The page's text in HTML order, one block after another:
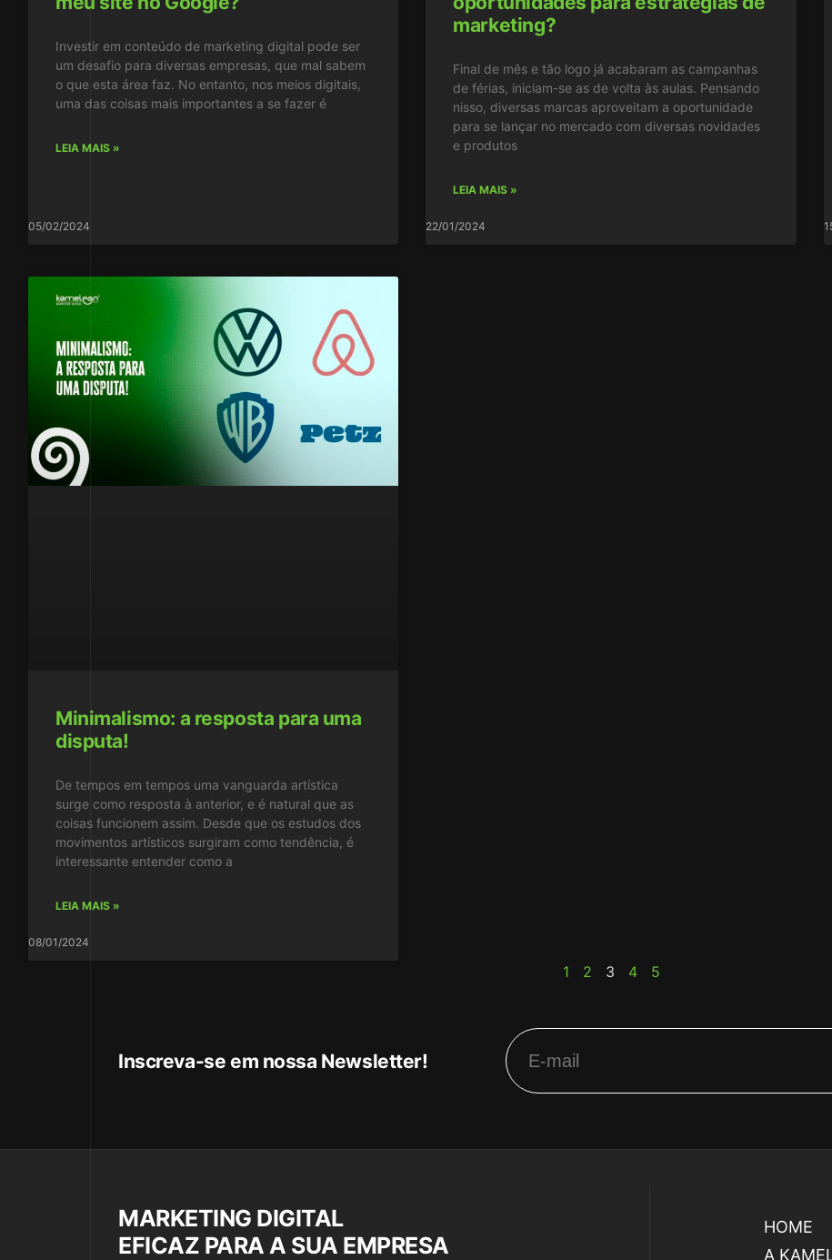
Investir em conteúdo de marketing digital pode ser
um desafio para diversas empresas, que mal sabem
o que esta área faz. No entanto, nos meios digitais,
uma das coisas mais importantes a se fazer é
LEIA MAIS »
05/02/2024
marketing?
Final de mês e tão logo já acabaram as campanhas
de férias, iniciam-se as de volta às aulas. Pensando
nisso, diversas marcas aproveitam a oportunidade
para se lançar no mercado com diversas novidades
e produtos
LEIA MAIS »
22/01/2024
Minimalismo: a resposta para uma
disputa!
De tempos em tempos uma vanguarda artística
surge como resposta à anterior, e é natural que as
coisas funcionem assim. Desde que os estudos dos
movimentos artísticos surgiram como tendência, é
interessante entender como a
LEIA MAIS »
08/01/2024
1 2 3 4 5
Inscreva-se em nossa Newsletter!
MARKETING DIGITAL
EFICAZ PARA A SUA EMPRESA
HOME
A